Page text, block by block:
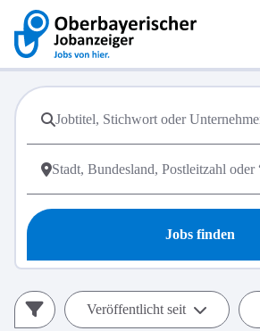
Jobs finden
Veröffentlicht seit